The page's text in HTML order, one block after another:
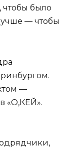
чтобы было
— чтобы
—
«О,КЕЙ».